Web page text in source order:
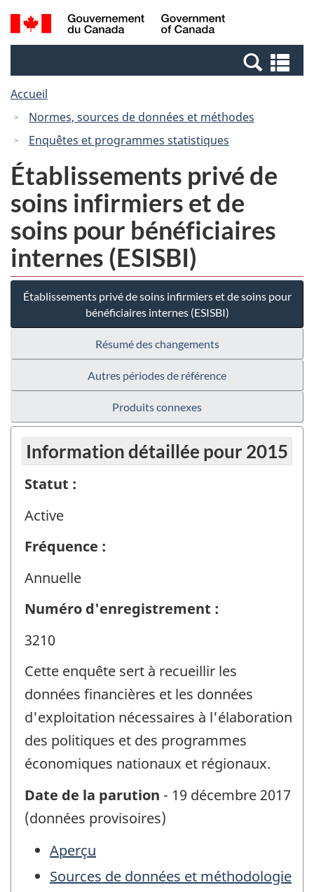
Passer
au
Passer
à
Canada
Recherche
et
et
Accueil
Normes, sources de données et méthodes
Enquêtes et programmes statistiques
Établissements privé de
soins infirmiers et de
soins pour bénéficiaires
internes (ESISBI)
Établissements privé de soins infirmiers et de soins pour
bénéficiaires internes (ESISBI)
Résumé des changements
Autres périodes de référence
Produits connexes
Information détaillée pour 2015
Statut :
Active
Fréquence :
Annuelle
Numéro d'enregistrement :
3210
Cette enquête sert à recueillir les
données financières et les données
d'exploitation nécessaires à l'élaboration
des politiques et des programmes
économiques nationaux et régionaux.
Date de la parution - 19 décembre 2017
(données provisoires)
Aperçu
Sources de données et méthodologie